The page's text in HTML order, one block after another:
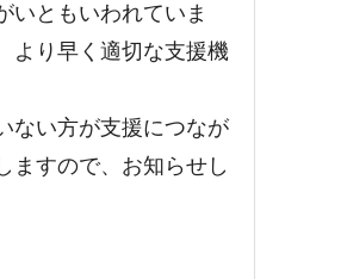
いともいわれていま
より早く適切な支援機
ない方が支援につなが
ますので、お知らせし